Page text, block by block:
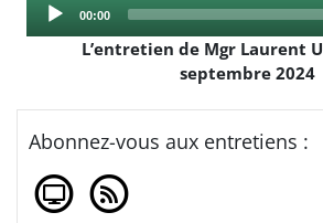
Player
Current
00:00
L’entretien de Mgr Laurent
septembre 2024
Abonnez-vous aux entretiens :